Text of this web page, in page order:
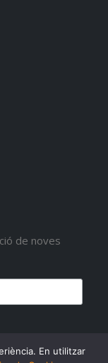
de noves
En utilitzar